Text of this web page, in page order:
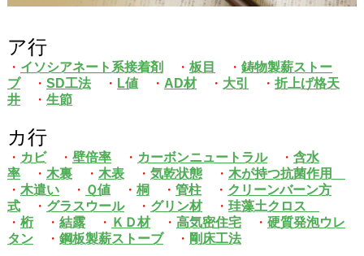
ア行
・ イソシアネート系接着剤 ・ 板目 ・ 鋳物製薪ストー
ブ
・ SD工法 ・ L値 ・ AD材 ・ 大引 ・ 折上げ格天
井
・ 生節
カ行
・ カビ ・ 壁倍率 ・ カーボンニュートラル ・ 含水
率
・ 木裏・ 木表・ 気乾状態 ・ 木が持つ抗菌作用
・ 木遣い ・ Ｑ値 ・ 桐 ・ 管柱 ・ クリーンバーン方
式
・ グラスウール ・ グリン材 ・ 珪藻土クロス
・ 桁 ・ 結露 ・ ＫＤ材 ・ 高気密住宅 ・ 硬質発泡ウレ
タン
・ 鋼板製薪ストーブ ・ 剛床工法